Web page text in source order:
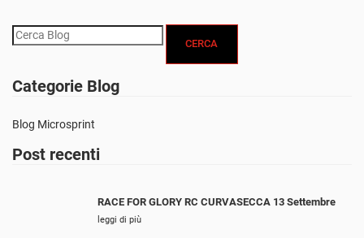
CERCA
Categorie Blog
Blog Microsprint
Post recenti
RACE FOR GLORY RC CURVASECCA 13 Settembre
leggi di più